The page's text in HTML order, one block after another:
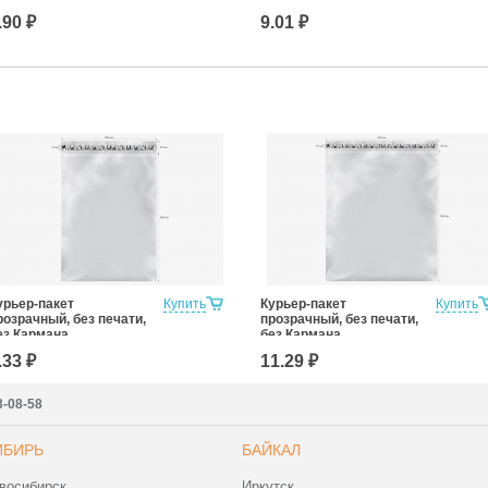
₽
сопроводительной
документации)
9.01 ₽
Купить
пакет
без печати,
Кармана
₽
Купить
Курьер-пакет
прозрачный, без печати,
без Кармана
Сопроводительной
Документации
11.29 ₽
08-58
БАЙКАЛ